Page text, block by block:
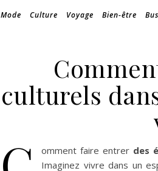
Mode Culture Voyage Bien-être
culturels
omment faire entrer des
Imaginez vivre dans un